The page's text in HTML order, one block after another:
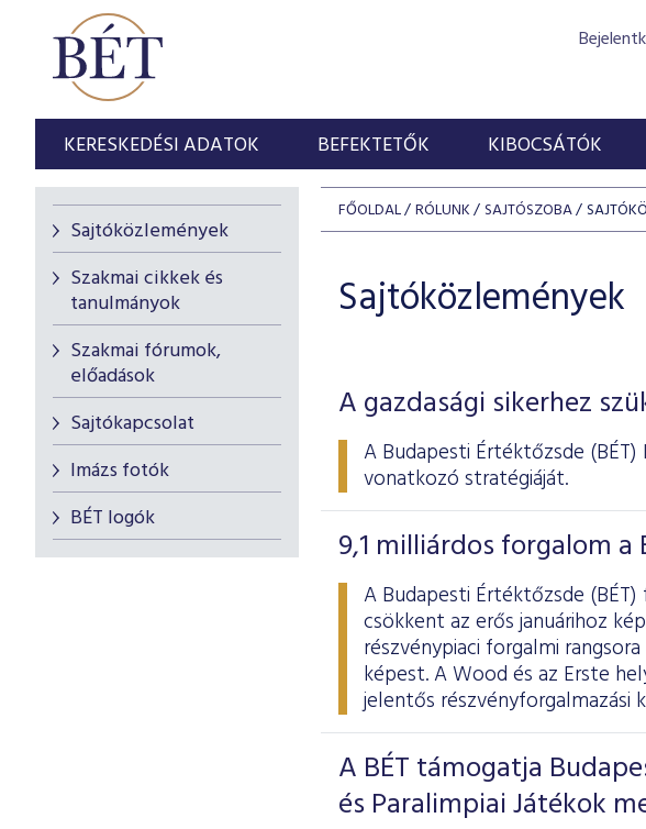
KERESKEDÉSI ADATOK BEFEKTETŐK KIBOCSÁTÓK
Sajtóközlemények
Szakmai cikkek és
tanulmányok
Szakmai fórumok,
előadások
Sajtókapcsolat
Imázs fotók
BÉT logók
FŐOLDAL RÓLUNK SAJTÓSZOBA
Sajtóközlemények
A gazdasági sikerhez
A Budapesti Értéktőzsde
vonatkozó stratégiáját.
9,1 milliárdos forgalom a
A Budapesti Értéktőzsde
csökkent az erős januárihoz
részvénypiaci forgalmi
képest. A Wood és az Erste
jelentős részvényforgalmazási
A BÉT támogatja
és Paralimpiai Játékok